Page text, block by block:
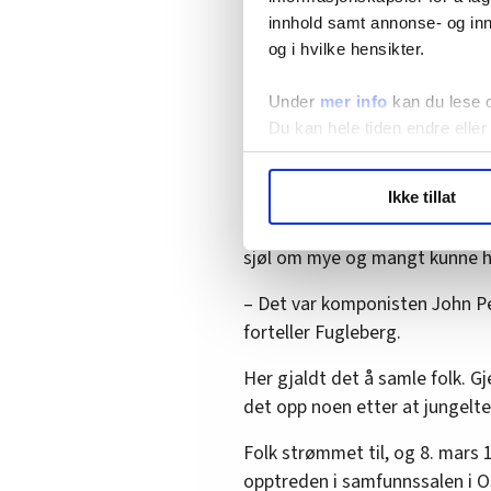
innhold samt annonse- og
og i hvilke hensikter.
Under mer info kan du lese
Du kan hele tiden endre
hvordan våre nettsider blir
annonsering. Disse er angitt
Ikke tillat
Fugleberg, som for øvrig er
siden starten i november/
Sosialistisk
for uavhengige sosialister
sympatisører av Sosialistisk
Noen år tidligere var nemlig
var tøffe kamper på disse
sjøl om mye og mangt kunne
– Det var komponisten John
forteller Fugleberg.
Her gjaldt det å samle folk.
det opp noen etter at
Folk strømmet til, og 8. mars
opptreden i samfunnssalen i